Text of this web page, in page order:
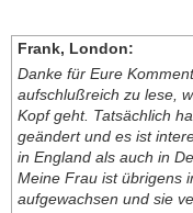
Frank, London:
Danke für Eure
aufschlußreich zu lese,
Kopf geht. Tatsächlich
geändert und es ist
in England als auch in
Meine Frau ist übrigens
aufgewachsen und sie